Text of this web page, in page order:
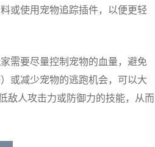
或使用宠物追踪插件，以便更轻
需要尽量控制宠物的血量，避免
或减少宠物的逃跑机会，可以大
敌人攻击力或防御力的技能，从而